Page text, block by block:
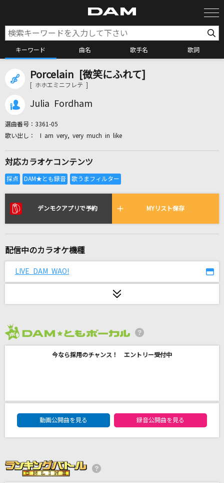
キーワード 曲名 歌手名 歌詞
カラオケ検索
全国りれき
リアルタイムで歌われている曲の一覧
晩餐歌
[生音]ドライフラワー
Mrs. GREEN APPLE
[生音]アイのシナリオ
米津玄師
Porcelain [微笑にふれて]
[ ホホエミニフレテ ]
Julia Fordham
選曲番号： 3361-05
I am very, very much in like
対応カラオケコンテンツ
デンモクアプリで予約 MYリスト保存
配信中のカラオケ機種
LIVE DAM WAO!
今なら採用のチャンス！ エントリー受付中
DAM★ともボーカルエントリーランキング
動画公開曲を見る
録音公開曲を見る